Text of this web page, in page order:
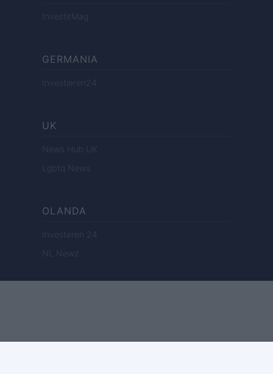
InvestirMag
GERMANIA
Investieren24
UK
News Hub UK
Lgbtq News
OLANDA
Investeren 24
NL Newz